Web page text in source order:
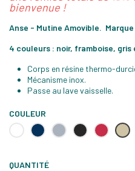
bienvenue !
Anse - Mutine Amovible.
4 couleurs : noir, framboise, gris
Corps en résine thermo-
Mécanisme inox.
Passe au lave vaisselle.
COULEUR
BlancEncre
Bleue
Gris Noir
Rouge
QUANTITÉ